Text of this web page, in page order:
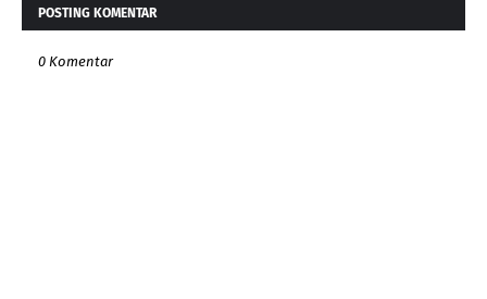
POSTING KOMENTAR
0 Komentar